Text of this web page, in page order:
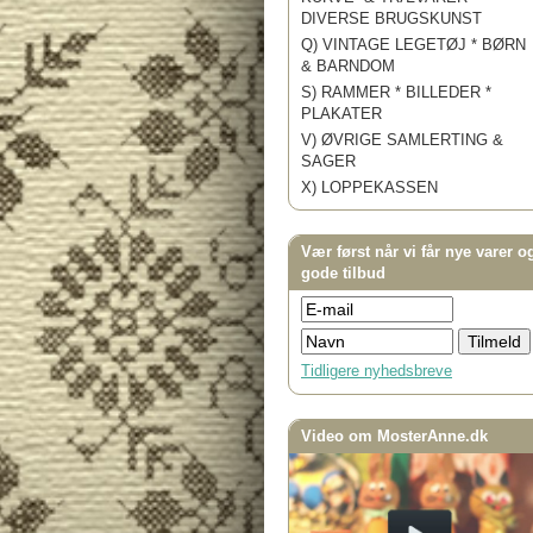
DIVERSE BRUGSKUNST
Q) VINTAGE LEGETØJ * BØRN
& BARNDOM
S) RAMMER * BILLEDER *
PLAKATER
V) ØVRIGE SAMLERTING &
SAGER
X) LOPPEKASSEN
Vær først når vi får nye varer
gode tilbud
Tidligere nyhedsbreve
Video om MosterAnne.dk